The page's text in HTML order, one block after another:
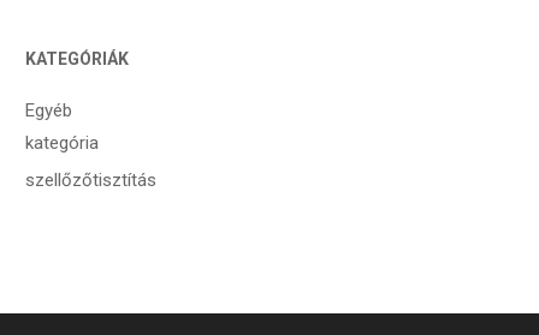
KATEGÓRIÁK
Egyéb
kategória
szellőzőtisztítás